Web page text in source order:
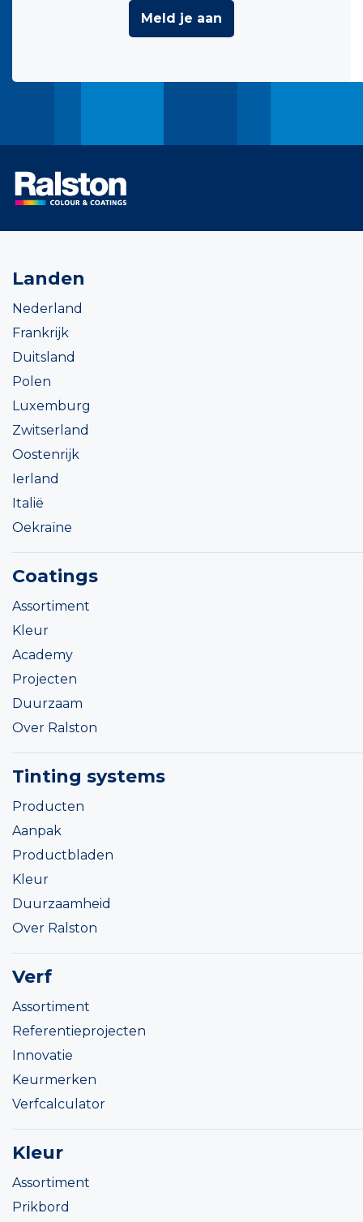
Meld je aan
Landen
Nederland
Frankrijk
Duitsland
Polen
Luxemburg
Zwitserland
Oostenrijk
Ierland
Italië
Oekraïne
Coatings
Assortiment
Kleur
Academy
Projecten
Duurzaam
Over Ralston
Tinting systems
Producten
Aanpak
Productbladen
Kleur
Duurzaamheid
Over Ralston
Verf
Assortiment
Referentieprojecten
Innovatie
Keurmerken
Verfcalculator
Kleur
Assortiment
Prikbord